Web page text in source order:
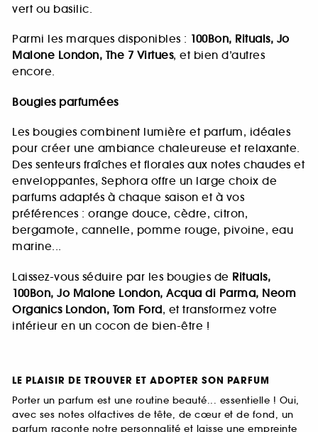
vert ou basilic.
Parmi les marques disponibles : 100Bon, Rituals, Jo
Malone London, The 7 Virtues, et bien d’autres
encore.
Bougies parfumées
Les bougies combinent lumière et parfum, idéales
pour créer une ambiance chaleureuse et relaxante.
Des senteurs fraîches et florales aux notes chaudes et
enveloppantes, Sephora offre un large choix de
parfums adaptés à chaque saison et à vos
préférences : orange douce, cèdre, citron,
bergamote, cannelle, pomme rouge, pivoine, eau
marine...
Laissez-vous séduire par les bougies de Rituals,
100Bon, Jo Malone London, Acqua di Parma, Neom
Organics London, Tom Ford, et transformez votre
intérieur en un cocon de bien-être !
LE PLAISIR DE TROUVER ET ADOPTER SON PARFUM
Porter un parfum est une routine beauté... essentielle ! Oui,
avec ses notes olfactives de tête, de cœur et de fond, un
parfum raconte notre personnalité et laisse une empreinte